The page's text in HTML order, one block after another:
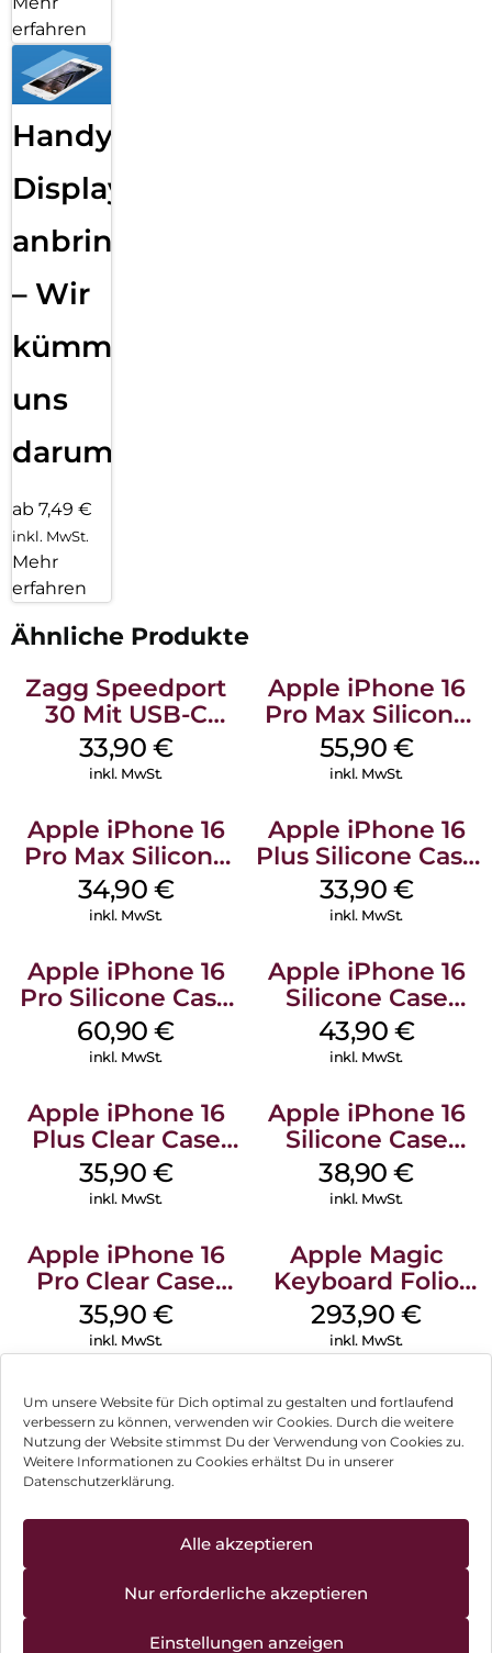
Um unsere Website für Dich optimal zu gestalten und fortlaufend
verbessern zu können, verwenden wir Cookies. Durch die weitere
Nutzung der Website stimmst Du der Verwendung von Cookies zu.
Weitere Informationen zu Cookies erhältst Du in unserer
Datenschutzerklärung.
Alle akzeptieren
Nur erforderliche akzeptieren
Einstellungen anzeigen
erfahren
Handy
Displayfolie
anbringen
– Wir
kümmern
uns
darum!
ab 7,49 €
inkl. MwSt.
Mehr
erfahren
Ähnliche Produkte
Zagg Speedport
30 Mit USB-C
Kabel Weiß
33,90 €
inkl. MwSt.
Apple iPhone 16
Pro Max Silicone
Case MagSafe
Stone Gray
55,90 €
inkl. MwSt.
Apple iPhone 16
Pro Max Silicone
Case MagSafe
Denim
34,90 €
inkl. MwSt.
Apple iPhone 16
Plus Silicone Case
MagSafe Lake
Green
33,90 €
inkl. MwSt.
Apple iPhone 16
Pro Silicone Case
MagSafe Stone
Gray
60,90€
inkl. MwSt.
Apple iPhone 16
Silicone Case
MagSafe Plum
43,90 €
inkl. MwSt.
Apple iPhone 16
Plus Clear Case
MagSafe
Transparent
35,90 €
inkl. MwSt.
Apple iPhone 16
Silicone Case
MagSafe
Ultramarine
38,90€
inkl. MwSt.
Apple iPhone 16
Pro Clear Case
MagSafe
Transparent
35,90 €
inkl. MwSt.
Apple Magic
Keyboard Folio
iPad 10.9″ (10.Gen.)
Weiß
293,90€
inkl. MwSt.
Impressum
Hinweis zur Batterieentsorgung